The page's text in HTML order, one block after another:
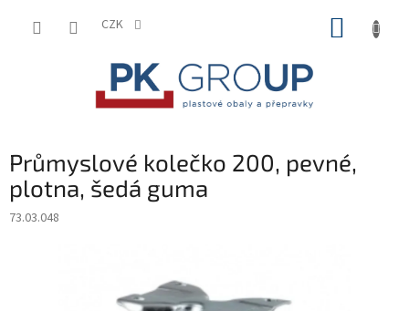
CZK
Průmyslové kolečko 200, pevné,
plotna, šedá guma
73.03.048